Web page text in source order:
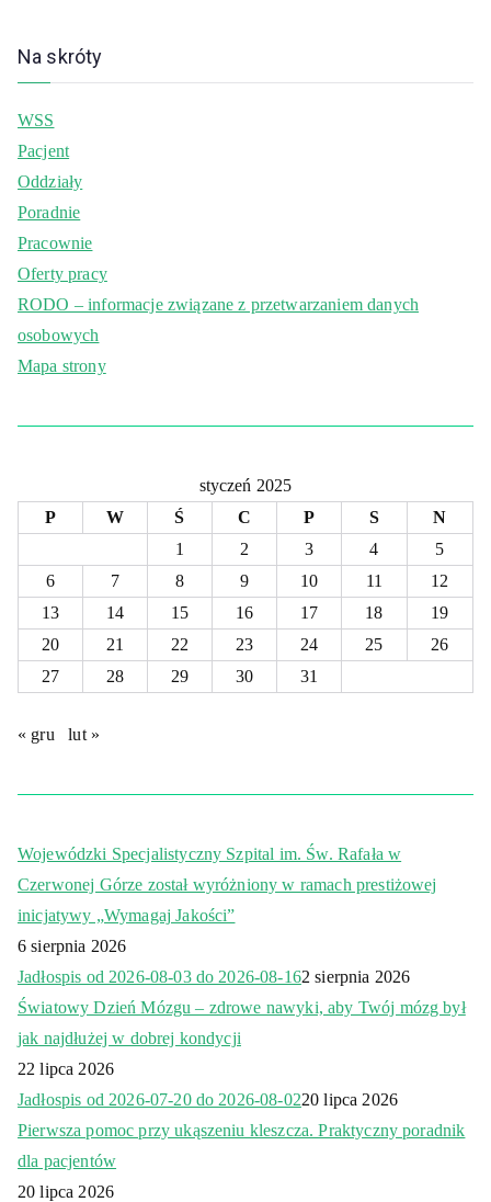
Na skróty
WSS
Pacjent
Oddziały
Poradnie
Pracownie
Oferty pracy
RODO – informacje związane z przetwarzaniem danych
osobowych
Mapa strony
styczeń 2025
P
W Ś C P S
N
1
2 3 4
5
6
7 8 9 10 11
12
13
14 15 16 17 18
19
20
21 22 23 24 25
26
27
28 29 30 31
« gru lut »
Wojewódzki Specjalistyczny Szpital im. Św. Rafała w
Czerwonej Górze został wyróżniony w ramach prestiżowej
inicjatywy „Wymagaj Jakości”
6 sierpnia 2026
Jadłospis od 2026-08-03 do 2026-08-162 sierpnia 2026
Światowy Dzień Mózgu – zdrowe nawyki, aby Twój mózg był
jak najdłużej w dobrej kondycji
22 lipca 2026
Jadłospis od 2026-07-20 do 2026-08-0220 lipca 2026
Pierwsza pomoc przy ukąszeniu kleszcza. Praktyczny poradnik
dla pacjentów
20 lipca 2026